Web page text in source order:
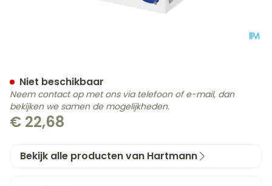
€ 22,68
Niet beschikbaar
Neem contact op met ons via telefoon of e-mail, dan
bekijken we samen de mogelijkheden.
Bekijk alle producten van Hartmann